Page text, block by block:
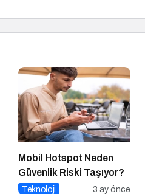
Mobil Hotspot Neden
Güvenlik Riski Taşıyor?
Teknoloji 3 ay önce